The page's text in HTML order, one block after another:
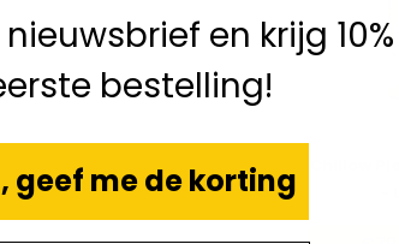
en krijg
bestelling!
geef me de korting